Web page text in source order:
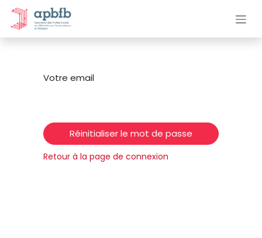
Se rendre au contenu
Votre email
Réinitialiser le mot de passe
Retour à la page de connexion